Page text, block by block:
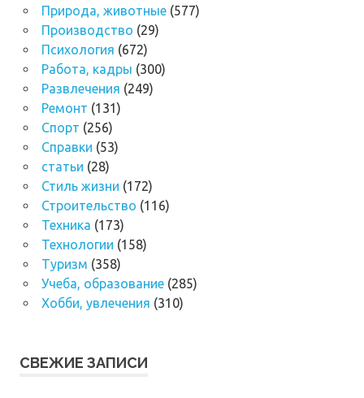
Природа, животные(577)
Производство (29)
Психология (672)
Работа, кадры (300)
Развлечения (249)
Ремонт (131)
Спорт (256)
Справки (53)
статьи (28)
Стиль жизни (172)
Строительство (116)
Техника (173)
Технологии (158)
Туризм (358)
Учеба, образование(285)
Хобби, увлечения (310)
СВЕЖИЕ ЗАПИСИ